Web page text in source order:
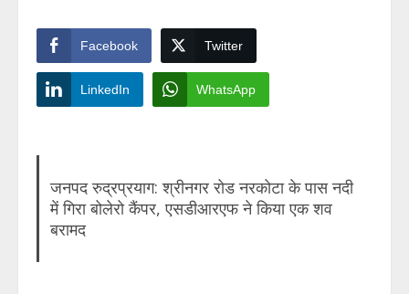
Facebook Twitter
LinkedIn WhatsApp
जनपद रुद्रप्रयाग: श्रीनगर रोड नरकोटा के पास नदी
में गिरा बोलेरो कैंपर, एसडीआरएफ ने किया एक शव
बरामद